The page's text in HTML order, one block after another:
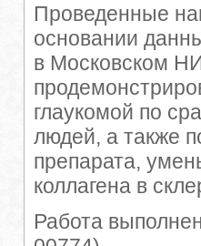
Проведенные
основании
в Московском
глаукомой по
людей, а также
препарата,
коллагена в
Работа